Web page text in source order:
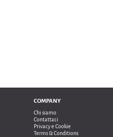
COMPANY
Chi siamo
Contattaci
Privacy e Cookie
Terms & Conditions